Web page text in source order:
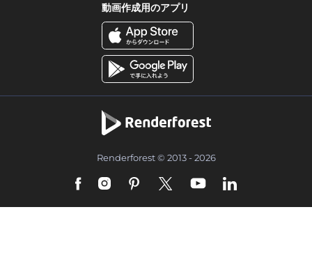
動画作成用のアプリ
Renderforest © 2013 - 2026